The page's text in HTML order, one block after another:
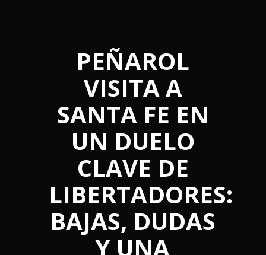
PEÑAROL
VISITA A
SANTA FE EN
UN DUELO
CLAVE DE
LIBERTADORES:
BAJAS, DUDAS
Y UNA